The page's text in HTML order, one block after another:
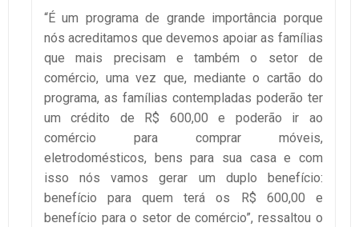
“É um programa de grande importância porque
nós acreditamos que devemos apoiar as famílias
que mais precisam e também o setor de
comércio, uma vez que, mediante o cartão do
programa, as famílias contempladas poderão ter
um crédito de R$ 600,00 e poderão ir ao
comércio para comprar móveis,
eletrodomésticos, bens para sua casa e com
isso nós vamos gerar um duplo benefício:
benefício para quem terá os R$ 600,00 e
benefício para o setor de comércio”, ressaltou o